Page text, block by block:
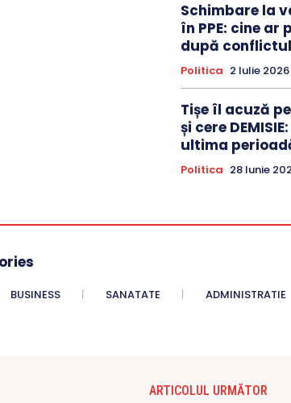
Schimbare la
în PPE: cine ar
după
Politica 2 Iulie 2026
Tișe îl acuză
și cere
ultima
Politica 28 Iunie
BUSINESS SANATATE ADMINISTRATIE
ARTICOLUL URMĂTOR